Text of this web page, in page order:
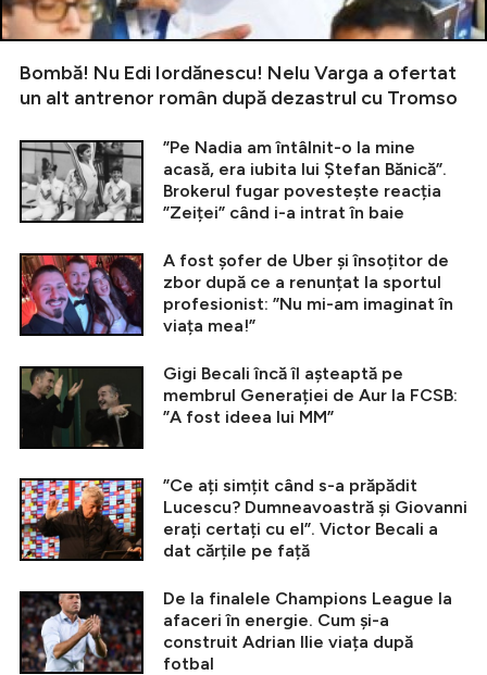
Bombă! Nu Edi Iordănescu! Nelu Varga a ofertat
un alt antrenor român după dezastrul cu Tromso
”Pe Nadia am întâlnit-o la mine
acasă, era iubita lui Ștefan Bănică”.
Brokerul fugar povestește reacția
”Zeiței” când i-a intrat în baie
A fost șofer de Uber și însoțitor de
zbor după ce a renunțat la sportul
profesionist: ”Nu mi-am imaginat în
viața mea!”
Gigi Becali încă îl așteaptă pe
membrul Generației de Aur la FCSB:
”A fost ideea lui MM”
”Ce ați simțit când s-a prăpădit
Lucescu? Dumneavoastră și Giovanni
erați certați cu el”. Victor Becali a
dat cărțile pe față
De la finalele Champions League la
afaceri în energie. Cum și-a
construit Adrian Ilie viața după
fotbal